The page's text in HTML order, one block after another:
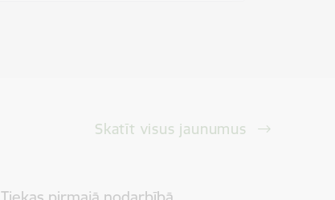
Skatīt visus jaunumus